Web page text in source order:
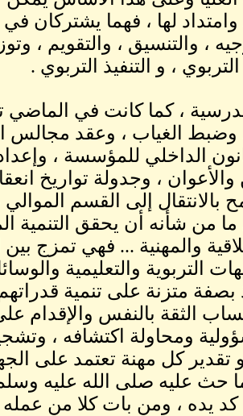
. وامتداد لها ، فهما يشتركان
، والتنسيق ، والتقويم ،
، و التنفيذ التربوي .
، كما كانت في
الغياب ، وعقد مجالس
الداخلي للمؤسسة ،
، وجدولة تواريخ
بالانتقال إلى القسم
من شأنه أن يحقق التنمية
والمهنية ... فهي تمزج بين
التربوية والتعليمية
بصفة متزنة على تنمية
الثقة بالنفس والإقدام
ومحاولة اكتشافه ،
و تقدير كل مهنة تعتمد على
حث عليه صلى الله عليه
كد يده ، ومن بات كلا من